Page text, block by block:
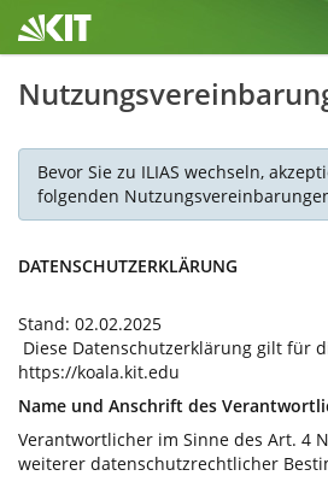
Bevor Sie zu ILIAS wechseln,
folgenden
DATENSCHUTZERKLÄRUNG
Stand: 02.02.2025
Diese Datenschutzerklärung gilt für
https://koala.kit.edu
Name und Anschrift des
Verantwortlicher im Sinne des Art. 4
weiterer datenschutzrechtlicher